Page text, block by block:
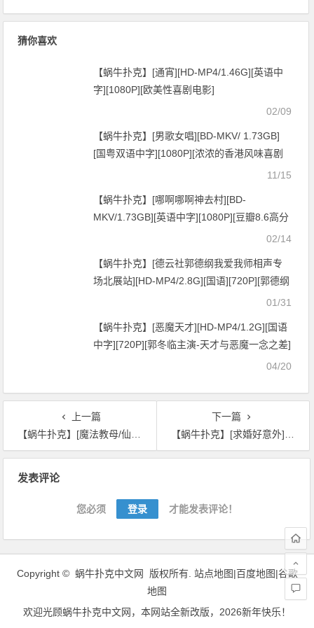
猜你喜欢
【蜗牛扑克】[通宵][HD-MP4/1.46G][英语中
字][1080P][欧美性喜剧电影]
02/09
【蜗牛扑克】[男歌女唱][BD-MKV/ 1.73GB]
[国粤双语中字][1080P][浓浓的香港风味喜剧
11/15
【蜗牛扑克】[哪啊哪啊神去村][BD-
MKV/1.73GB][英语中字][1080P][豆瓣8.6高分
02/14
【蜗牛扑克】[德云社郭德纲我爱我师相声专
场北展站][HD-MP4/2.8G][国语][720P][郭德纲
01/31
【蜗牛扑克】[恶魔天才][HD-MP4/1.2G][国语
中字][720P][郭冬临主演-天才与恶魔一念之差]
04/20
上一篇
【蜗牛扑克】[魔法教母/仙女教母自救行动][HD-MP4/1.9G][英语中字][720P][迪士尼温馨治愈合家欢]
下一篇
【蜗牛扑克】[求婚好意外][WEB-MKV/2G][英语中字][2020新片/1080p]
发表评论
您必须 登录 才能发表评论！
Copyright © 蜗牛扑克中文网 版权所有. 站点地图|百度地图|谷歌
地图
欢迎光顾蜗牛扑克中文网 ，本网站全新改版，2026新年快乐！